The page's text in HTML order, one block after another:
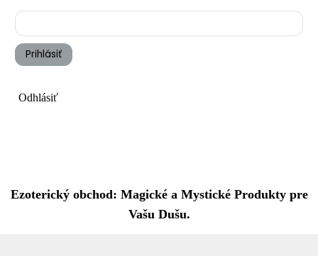
Prihlásiť
Odhlásiť
Ezoterický obchod: Magické a Mystické Produkty pre
Vašu Dušu.